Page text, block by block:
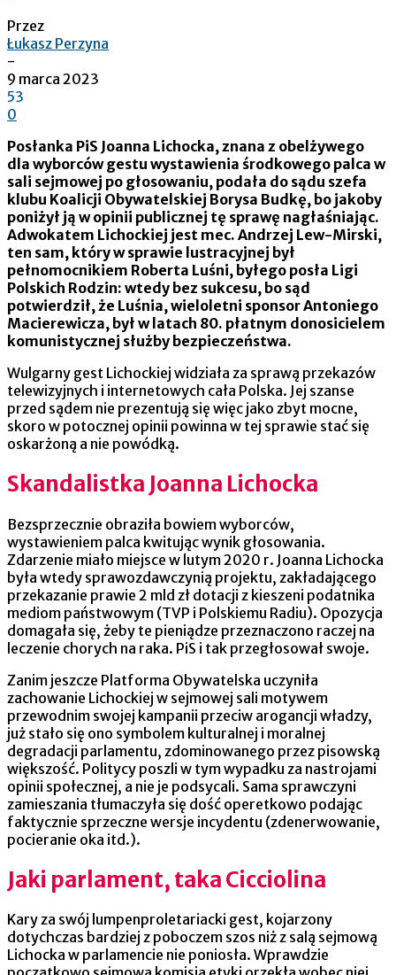
Przez
Łukasz Perzyna
-
9 marca 2023
53
0
Posłanka PiS Joanna Lichocka, znana z obelżywego
dla wyborców gestu wystawienia środkowego palca w
sali sejmowej po głosowaniu, podała do sądu szefa
klubu Koalicji Obywatelskiej Borysa Budkę, bo jakoby
poniżył ją w opinii publicznej tę sprawę nagłaśniając.
Adwokatem Lichockiej jest mec. Andrzej Lew-Mirski,
ten sam, który w sprawie lustracyjnej był
pełnomocnikiem Roberta Luśni, byłego posła Ligi
Polskich Rodzin: wtedy bez sukcesu, bo sąd
potwierdził, że Luśnia, wieloletni sponsor Antoniego
Macierewicza, był w latach 80. płatnym donosicielem
komunistycznej służby bezpieczeństwa.
Wulgarny gest Lichockiej widziała za sprawą przekazów
telewizyjnych i internetowych cała Polska. Jej szanse
przed sądem nie prezentują się więc jako zbyt mocne,
skoro w potocznej opinii powinna w tej sprawie stać się
oskarżoną a nie powódką.
Skandalistka Joanna Lichocka
Bezsprzecznie obraziła bowiem wyborców,
wystawieniem palca kwitując wynik głosowania.
Zdarzenie miało miejsce w lutym 2020 r. Joanna Lichocka
była wtedy sprawozdawczynią projektu, zakładającego
przekazanie prawie 2 mld zł dotacji z kieszeni podatnika
mediom państwowym (TVP i Polskiemu Radiu). Opozycja
domagała się, żeby te pieniądze przeznaczono raczej na
leczenie chorych na raka. PiS i tak przegłosował swoje.
Zanim jeszcze Platforma Obywatelska uczyniła
zachowanie Lichockiej w sejmowej sali motywem
przewodnim swojej kampanii przeciw arogancji władzy,
już stało się ono symbolem kulturalnej i moralnej
degradacji parlamentu, zdominowanego przez pisowską
większość. Politycy poszli w tym wypadku za nastrojami
opinii społecznej, a nie je podsycali. Sama sprawczyni
zamieszania tłumaczyła się dość operetkowo podając
faktycznie sprzeczne wersje incydentu (zdenerwowanie,
pocieranie oka itd.).
Jaki parlament, taka Cicciolina
Kary za swój lumpenproletariacki gest, kojarzony
dotychczas bardziej z poboczem szos niż z salą sejmową
Lichocka w parlamencie nie poniosła. Wprawdzie